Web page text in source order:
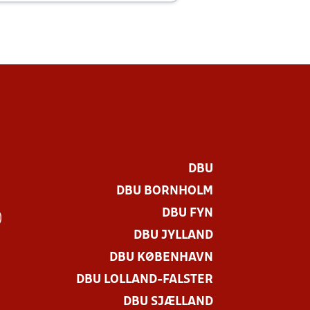
DBU
DBU BORNHOLM
DBU FYN
DBU JYLLAND
DBU KØBENHAVN
DBU LOLLAND-FALSTER
DBU SJÆLLAND